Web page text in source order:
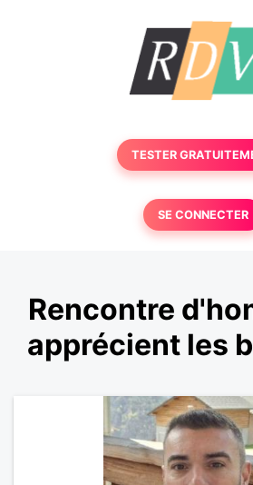
TESTER
SE CONNECTER
Rencontre
apprécient les